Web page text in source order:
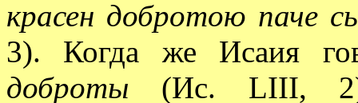
красен добротою паче
3). Когда же Исаия
доброты (Ис. LIII,